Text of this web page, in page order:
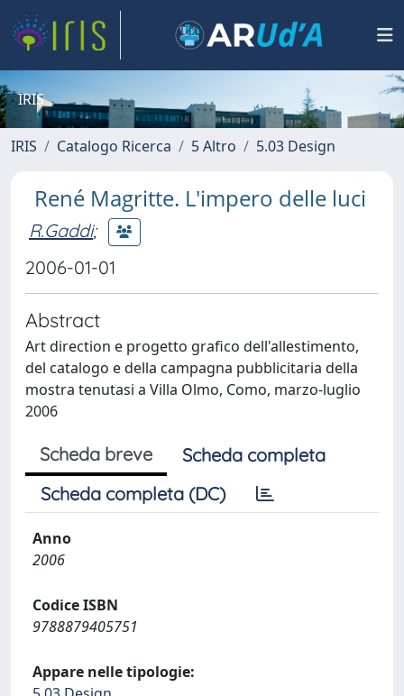
IRIS
IRIS Catalogo Ricerca 5 Altro 5.03 Design
René Magritte. L'impero delle luci
R.Gaddi;
2006-01-01
Abstract
Art direction e progetto grafico dell'allestimento,
del catalogo e della campagna pubblicitaria della
mostra tenutasi a Villa Olmo, Como, marzo-luglio
2006
Scheda breve
Scheda completa
Scheda completa (DC)
Anno
2006
Codice ISBN
9788879405751
Appare nelle tipologie: